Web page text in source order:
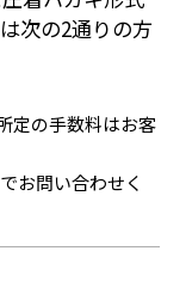
次の2通りの方
定の手数料はお客
お問い合わせく